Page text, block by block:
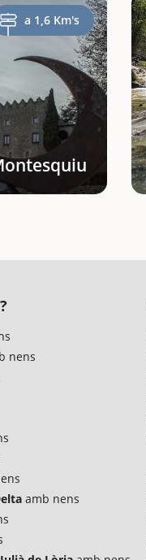
a 1,6 Km's
nens
amb nens